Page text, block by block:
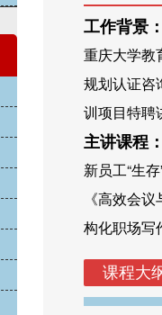
工作背景：
重庆大学教
规划认证咨
训项目特聘
主讲课程：
新员工“生
《高效会
构化职场写